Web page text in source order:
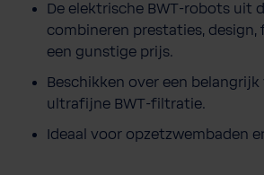
De elektrische BWT-robots uit
combineren prestaties,
een gunstige prijs.
Beschikken over een
ultrafijne BWT-filtratie.
Ideaal voor opzetzwembaden